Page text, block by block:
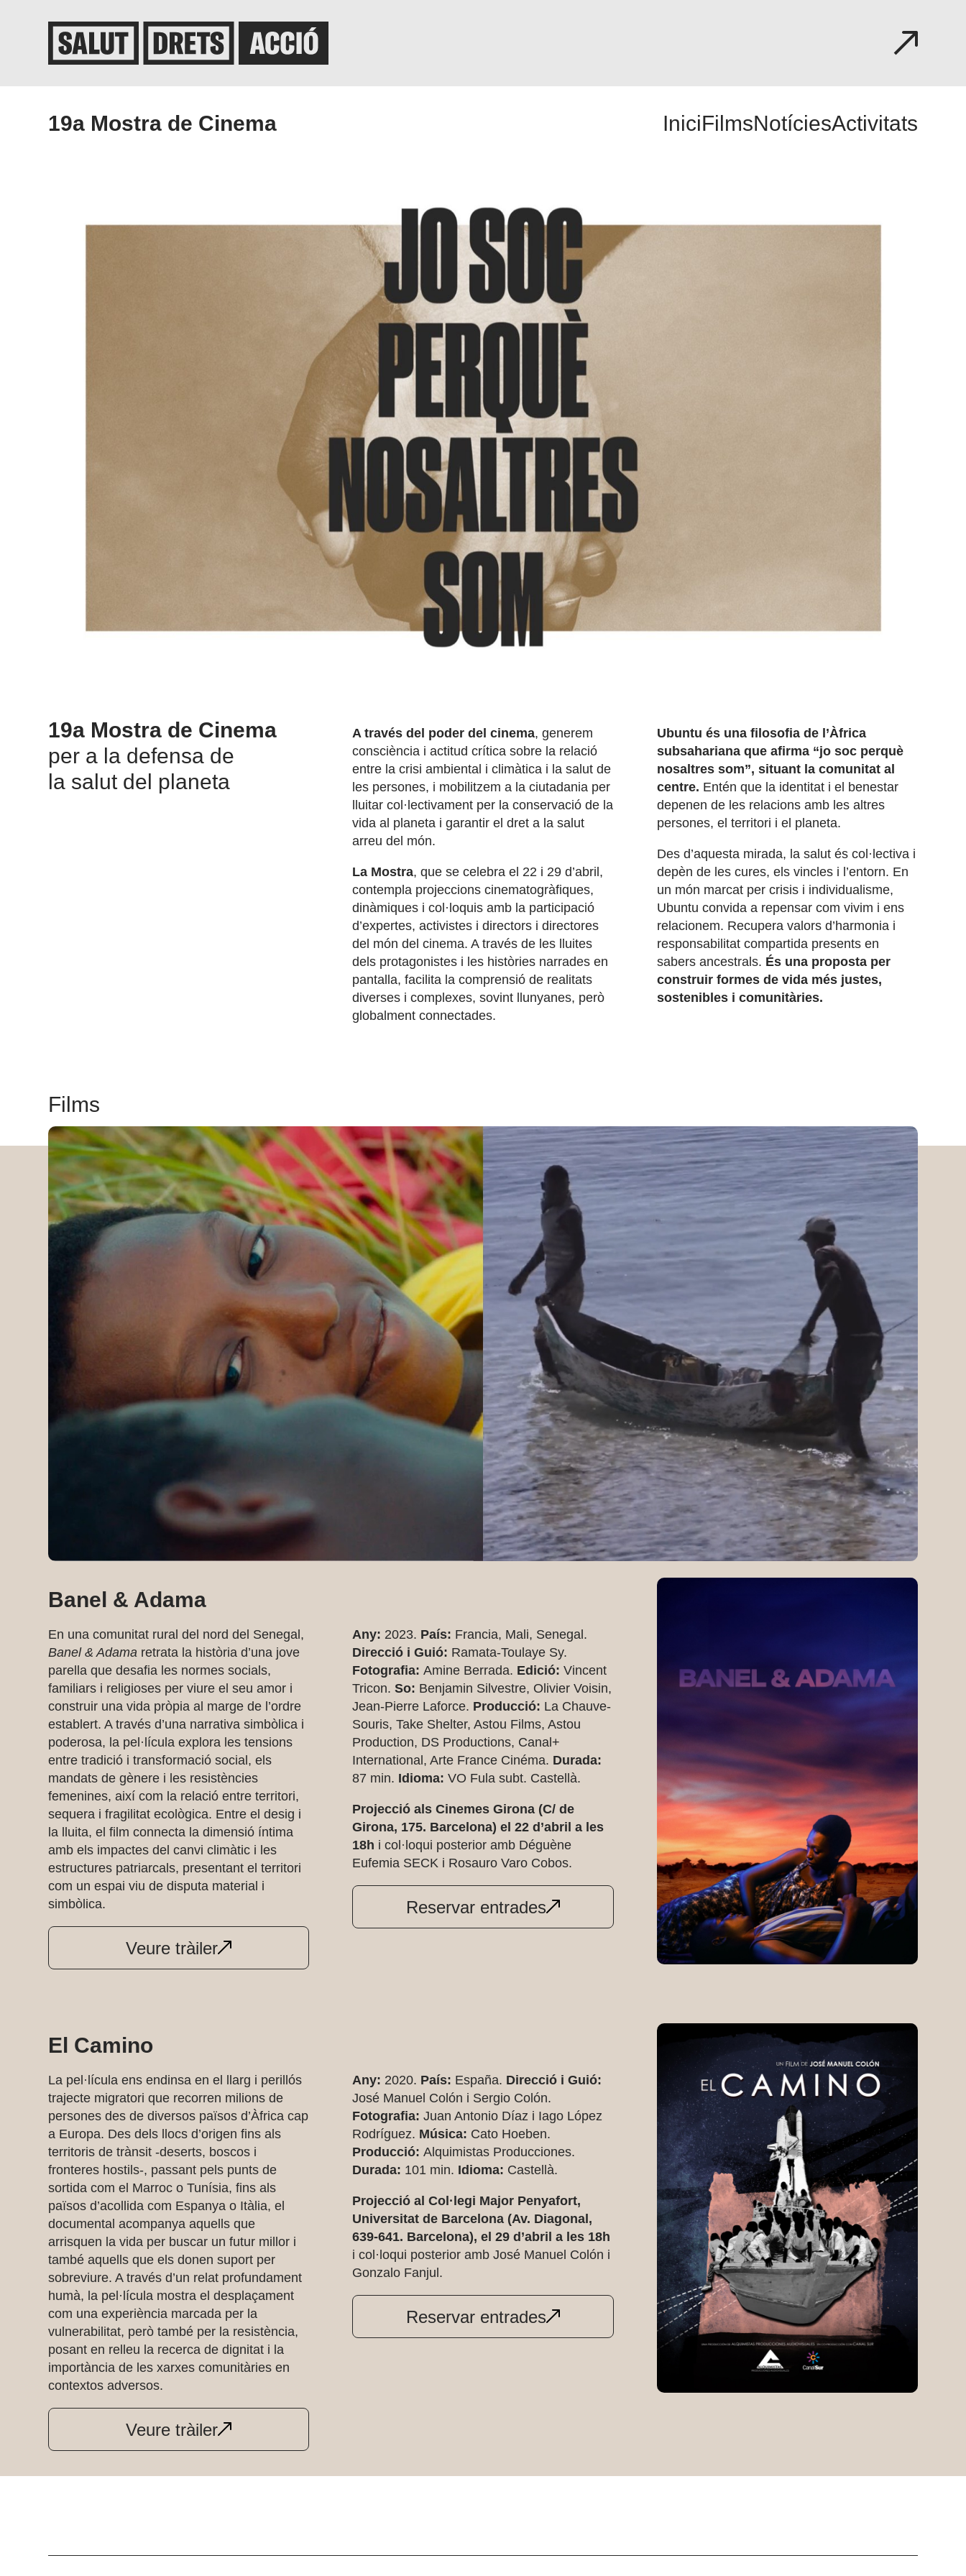
19a Mostra de Cinema IniciFilmsNotíciesActivitats
19a Mostra de Cinema
per a la defensa de
la salut del planeta
A través del poder del cinema, generem
consciència i actitud crítica sobre la relació
entre la crisi ambiental i climàtica i la salut de
les persones, i mobilitzem a la ciutadania per
lluitar col·lectivament per la conservació de la
vida al planeta i garantir el dret a la salut
arreu del món.
La Mostra, que se celebra el 22 i 29 d’abril,
contempla projeccions cinematogràfiques,
dinàmiques i col·loquis amb la participació
d’expertes, activistes i directors i directores
del món del cinema. A través de les lluites
dels protagonistes i les històries narrades en
pantalla, facilita la comprensió de realitats
diverses i complexes, sovint llunyanes, però
globalment connectades.
Ubuntu és una filosofia de l’Àfrica
subsahariana que afirma “jo soc perquè
nosaltres som”, situant la comunitat al
centre. Entén que la identitat i el benestar
depenen de les relacions amb les altres
persones, el territori i el planeta.
Des d’aquesta mirada, la salut és col·lectiva i
depèn de les cures, els vincles i l’entorn. En
un món marcat per crisis i individualisme,
Ubuntu convida a repensar com vivim i ens
relacionem. Recupera valors d’harmonia i
responsabilitat compartida presents en
sabers ancestrals. És una proposta per
construir formes de vida més justes,
sostenibles i comunitàries.
Films
Banel & Adama
En una comunitat rural del nord del Senegal,
Banel & Adama retrata la història d’una jove
parella que desafia les normes socials,
familiars i religioses per viure el seu amor i
construir una vida pròpia al marge de l’ordre
establert. A través d’una narrativa simbòlica i
poderosa, la pel·lícula explora les tensions
entre tradició i transformació social, els
mandats de gènere i les resistències
femenines, així com la relació entre territori,
sequera i fragilitat ecològica. Entre el desig i
la lluita, el film connecta la dimensió íntima
amb els impactes del canvi climàtic i les
estructures patriarcals, presentant el territori
com un espai viu de disputa material i
simbòlica.
Veure tràiler
Any: 2023. País: Francia, Mali, Senegal.
Direcció i Guió: Ramata-Toulaye Sy.
Fotografia:Amine Berrada. Edició:Vincent
Tricon.So: Benjamin Silvestre, Olivier Voisin,
Jean-Pierre Laforce. Producció: La Chauve-
Souris, Take Shelter, Astou Films, Astou
Production, DS Productions, Canal+
International, Arte France Cinéma. Durada:
87 min. Idioma: VO Fula subt. Castellà.
Projecció als Cinemes Girona (C/ de
Girona, 175. Barcelona) el 22 d’abril a les
18h i col·loqui posterior amb Déguène
Eufemia SECK i Rosauro Varo Cobos.
Reservar entrades
El Camino
La pel·lícula ens endinsa en el llarg i perillós
trajecte migratori que recorren milions de
persones des de diversos països d’Àfrica cap
a Europa. Des dels llocs d’origen fins als
territoris de trànsit -deserts, boscos i
fronteres hostils-, passant pels punts de
sortida com el Marroc o Tunísia, fins als
països d’acollida com Espanya o Itàlia, el
documental acompanya aquells que
arrisquen la vida per buscar un futur millor i
també aquells que els donen suport per
sobreviure. A través d’un relat profundament
humà, la pel·lícula mostra el desplaçament
com una experiència marcada per la
vulnerabilitat, però també per la resistència,
posant en relleu la recerca de dignitat i la
importància de les xarxes comunitàries en
contextos adversos.
Veure tràiler
Any: 2020. País: España. Direcció i Guió:
José Manuel Colón i Sergio Colón.
Fotografia: Juan Antonio Díaz i Iago López
Rodríguez. Música: Cato Hoeben.
Producció:Alquimistas Producciones.
Durada: 101 min. Idioma: Castellà.
Projecció al Col·legi Major Penyafort,
Universitat de Barcelona (Av. Diagonal,
639-641. Barcelona), el 29 d’abril a les 18h
i col·loqui posterior amb José Manuel Colón i
Gonzalo Fanjul.
Reservar entrades